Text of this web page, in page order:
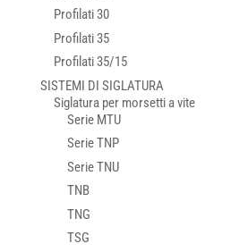
Profilati 30
Profilati 35
Profilati 35/15
SISTEMI DI SIGLATURA
Siglatura per morsetti a vite
Serie MTU
Serie TNP
Serie TNU
TNB
TNG
TSG